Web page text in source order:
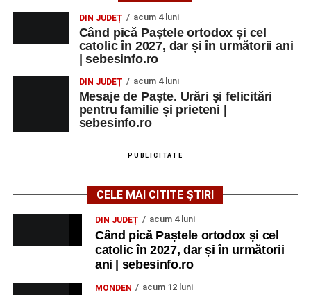
DIN JUDEȚ acum 4 luni
Când pică Paștele ortodox și cel
catolic în 2027, dar și în următorii ani
| sebesinfo.ro
DIN JUDEȚ acum 4 luni
Mesaje de Paște. Urări și felicitări
pentru familie și prieteni |
sebesinfo.ro
PUBLICITATE
CELE MAI CITITE ȘTIRI
DIN JUDEȚ acum 4 luni
Când pică Paștele ortodox și cel
catolic în 2027, dar și în următorii
ani | sebesinfo.ro
MONDEN acum 12 luni